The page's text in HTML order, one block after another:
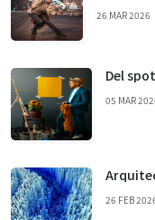
26 MAR 2026
Del
05 MAR
26 FEB